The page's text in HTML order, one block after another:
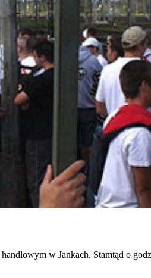
w Jankach. Stamtąd o